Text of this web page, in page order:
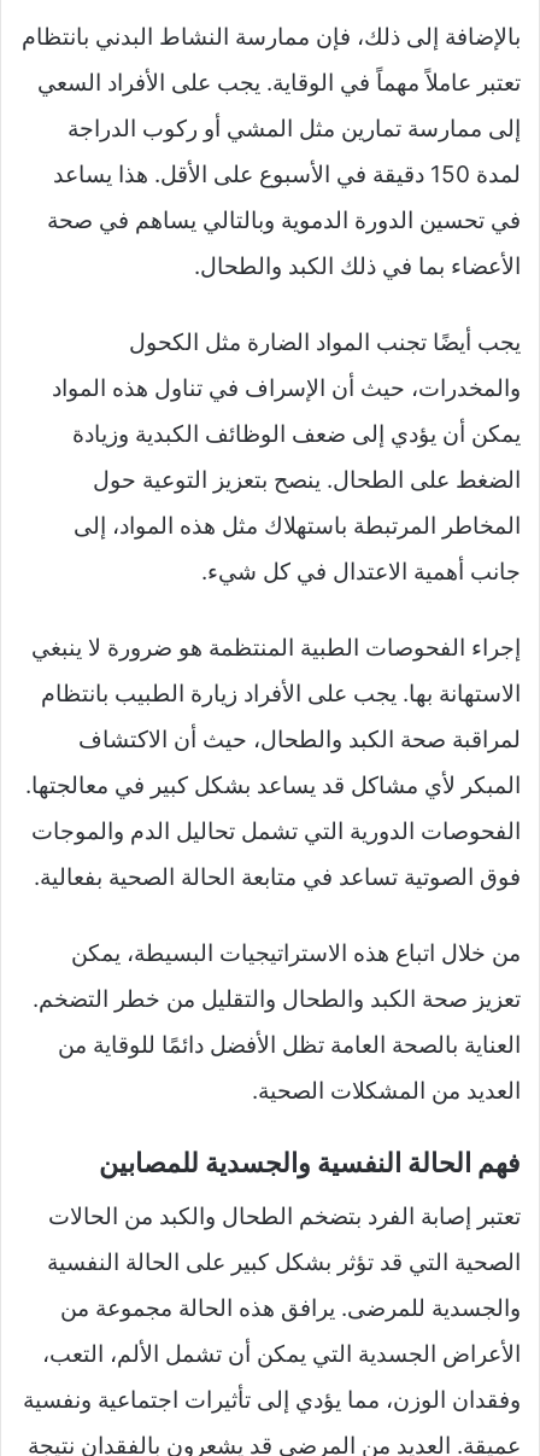
بالإضافة إلى ذلك، فإن ممارسة النشاط البدني بانتظام
تعتبر عاملاً مهماً في الوقاية. يجب على الأفراد السعي
إلى ممارسة تمارين مثل المشي أو ركوب الدراجة
لمدة 150 دقيقة في الأسبوع على الأقل. هذا يساعد
في تحسين الدورة الدموية وبالتالي يساهم في صحة
الأعضاء بما في ذلك الكبد والطحال.
يجب أيضًا تجنب المواد الضارة مثل الكحول
والمخدرات، حيث أن الإسراف في تناول هذه المواد
يمكن أن يؤدي إلى ضعف الوظائف الكبدية وزيادة
الضغط على الطحال. ينصح بتعزيز التوعية حول
المخاطر المرتبطة باستهلاك مثل هذه المواد، إلى
جانب أهمية الاعتدال في كل شيء.
إجراء الفحوصات الطبية المنتظمة هو ضرورة لا ينبغي
الاستهانة بها. يجب على الأفراد زيارة الطبيب بانتظام
لمراقبة صحة الكبد والطحال، حيث أن الاكتشاف
المبكر لأي مشاكل قد يساعد بشكل كبير في معالجتها.
الفحوصات الدورية التي تشمل تحاليل الدم والموجات
فوق الصوتية تساعد في متابعة الحالة الصحية بفعالية.
من خلال اتباع هذه الاستراتيجيات البسيطة، يمكن
تعزيز صحة الكبد والطحال والتقليل من خطر التضخم.
العناية بالصحة العامة تظل الأفضل دائمًا للوقاية من
العديد من المشكلات الصحية.
فهم الحالة النفسية والجسدية للمصابين
تعتبر إصابة الفرد بتضخم الطحال والكبد من الحالات
الصحية التي قد تؤثر بشكل كبير على الحالة النفسية
والجسدية للمرضى. يرافق هذه الحالة مجموعة من
الأعراض الجسدية التي يمكن أن تشمل الألم، التعب،
وفقدان الوزن، مما يؤدي إلى تأثيرات اجتماعية ونفسية
عميقة. العديد من المرضى قد يشعرون بالفقدان نتيجة